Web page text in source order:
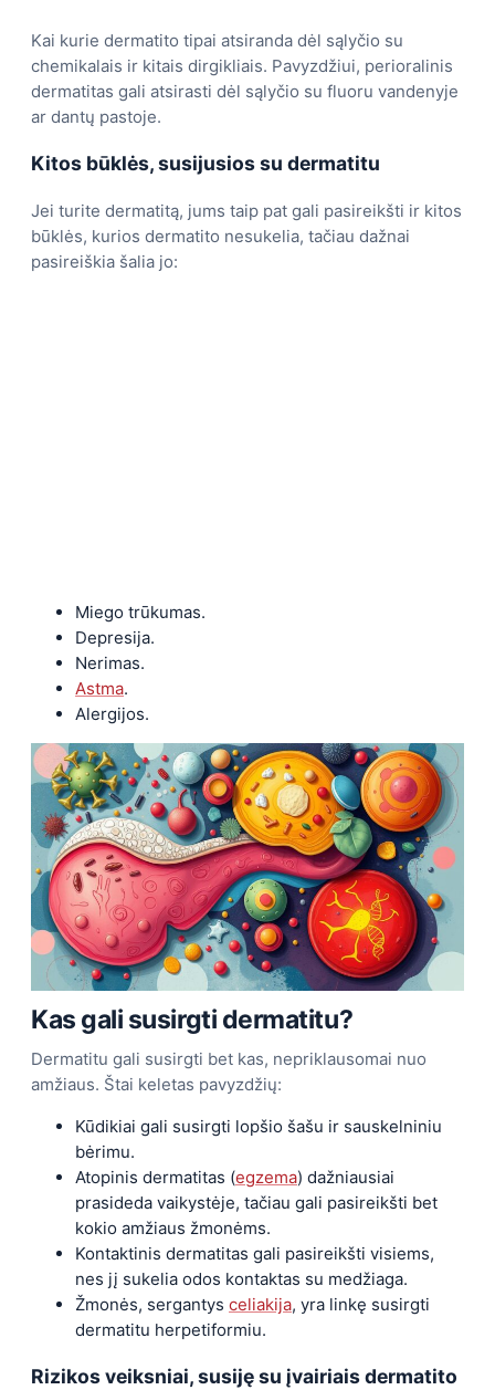
Kai kurie dermatito tipai atsiranda dėl sąlyčio su
chemikalais ir kitais dirgikliais. Pavyzdžiui, perioralinis
dermatitas gali atsirasti dėl sąlyčio su fluoru vandenyje
ar dantų pastoje.
Kitos būklės, susijusios su dermatitu
Jei turite dermatitą, jums taip pat gali pasireikšti ir kitos
būklės, kurios dermatito nesukelia, tačiau dažnai
pasireiškia šalia jo:
Miego trūkumas.
Depresija.
Nerimas.
Astma.
Alergijos.
Kas gali susirgti dermatitu?
Dermatitu gali susirgti bet kas, nepriklausomai nuo
amžiaus. Štai keletas pavyzdžių:
Kūdikiai gali susirgti lopšio šašu ir sauskelniniu
bėrimu.
Atopinis dermatitas (egzema) dažniausiai
prasideda vaikystėje, tačiau gali pasireikšti bet
kokio amžiaus žmonėms.
Kontaktinis dermatitas gali pasireikšti visiems,
nes jį sukelia odos kontaktas su medžiaga.
Žmonės, sergantys celiakija, yra linkę susirgti
dermatitu herpetiformiu.
Rizikos veiksniai, susiję su įvairiais dermatito